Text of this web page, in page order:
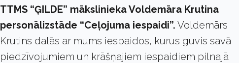
TTMS “ĢILDE” mākslinieka Voldemāra Krutina
personālizstāde “Ceļojuma iespaidi”. Voldemārs
Krutins dalās ar mums iespaidos, kurus guvis savā
piedzīvojumiem un krāšņajiem iespaidiem pilnajā